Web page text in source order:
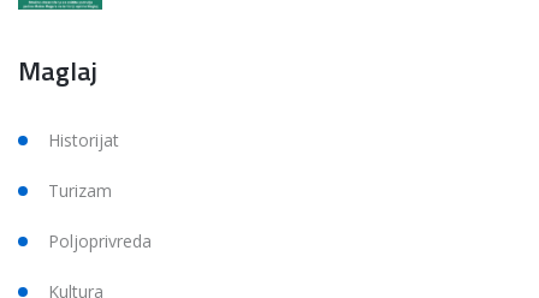
Maglaj
Historijat
Turizam
Poljoprivreda
Kultura